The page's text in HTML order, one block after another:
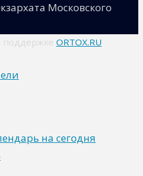
Московского
поддержке ORTOX.RU
на сегодня